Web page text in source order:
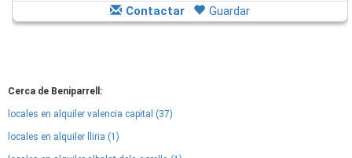
Contactar Guardar
Cerca de Beniparrell:
locales en alquiler valencia capital (37)
locales en alquiler lliria (1)